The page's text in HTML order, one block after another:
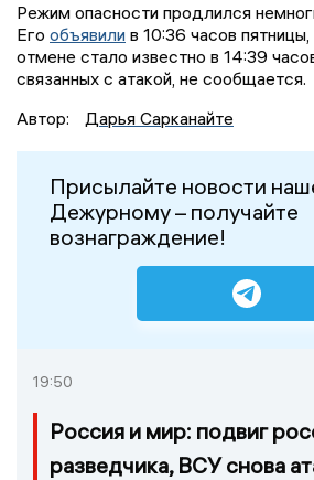
Режим опасности продлился
Его объявили в 10:36 часов
отмене стало известно в 14:39
связанных с атакой, не сообщается.
Автор:
Дарья Сарканайте
Присылайте новости
Дежурному – получайте
вознаграждение!
19:50
Россия и мир: подвиг
разведчика, ВСУ снова